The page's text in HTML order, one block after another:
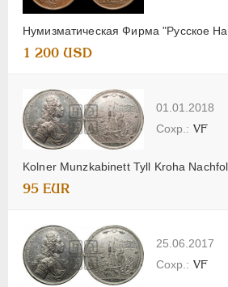
Нумизматическая Фирма "Русское
1 200 USD
01.01.2018
Kolner Munzkabinett Tyll Kroha
VF
95 EUR
25.06.2017
VF